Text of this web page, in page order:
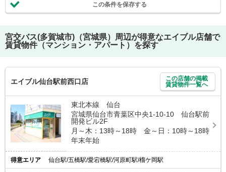
この条件を保存する
宮交バス(多賀城市)（宮城県）
周辺が得意なエイブル店舗で
賃貸物件（マンション・アパート）を探す
エイブル仙台駅前西口店
この店舗の掲載
賃貸物件一覧へ
東北本線 仙台
宮城県仙台市青葉区中央1-10-10 仙台駅前
開発ビル2F
月～木：13時～18時 金～日：10時～18時
年末年始
得意エリア 仙台駅/五橋駅/愛宕橋駅/河原町駅/榴ケ岡駅